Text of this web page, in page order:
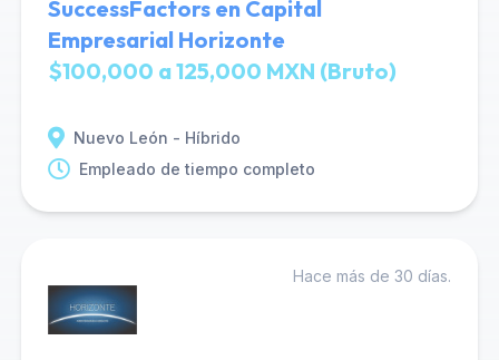
SuccessFactors en Capital
Empresarial Horizonte
$100,000 a 125,000 MXN (Bruto)
Nuevo León - Híbrido
Empleado de tiempo completo
Hace más de 30 días.